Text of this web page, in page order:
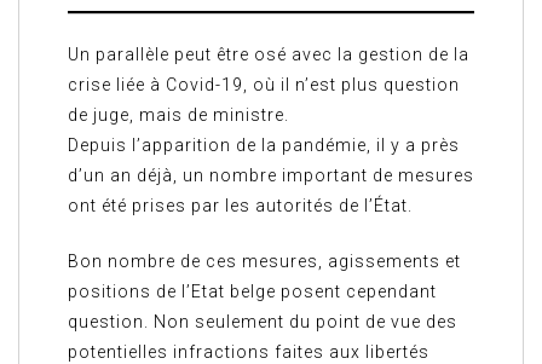
Un parallèle peut être osé avec la gestion de la
crise liée à Covid-19, où il n’est plus question
de juge, mais de ministre.
Depuis l’apparition de la pandémie, il y a près
d’un an déjà, un nombre important de mesures
ont été prises par les autorités de l’État.
Bon nombre de ces mesures, agissements et
positions de l’Etat belge posent cependant
question. Non seulement du point de vue des
potentielles infractions faites aux libertés